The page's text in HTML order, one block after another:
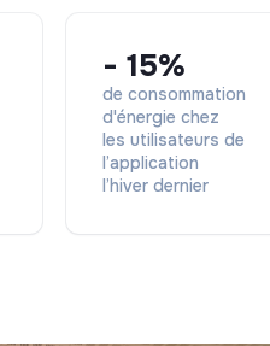
- 15%
de consommation
d'énergie chez
les utilisateurs de
l’application
l’hiver dernier